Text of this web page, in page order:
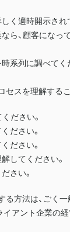
く適時開示され
ら、顧客になっ
系列に調べてく
セスを理解する
ださい。
ださい。
ださい。
してください。
さい。
る方法は、ごく
イアント企業の